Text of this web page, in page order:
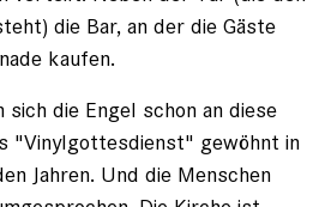
die Bar, an der die Gäste
kaufen.
sich die Engel schon an diese
"Vinylgottesdienst" gewöhnt in
Jahren. Und die Menschen